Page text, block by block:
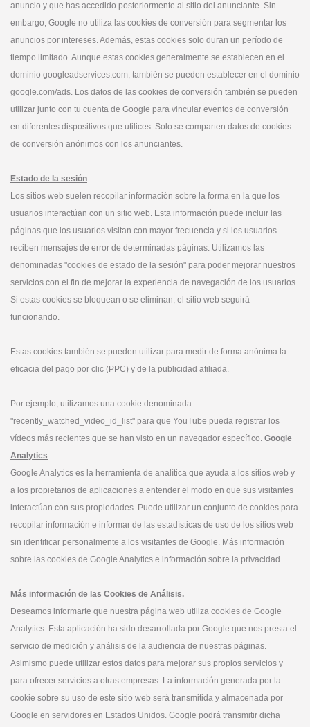
anuncio y que has accedido posteriormente al sitio del anunciante. Sin
embargo, Google no utiliza las cookies de conversión para segmentar los
anuncios por intereses. Además, estas cookies solo duran un período de
tiempo limitado. Aunque estas cookies generalmente se establecen en el
dominio googleadservices.com, también se pueden establecer en el dominio
google.com/ads. Los datos de las cookies de conversión también se pueden
utilizar junto con tu cuenta de Google para vincular eventos de conversión
en diferentes dispositivos que utilices. Solo se comparten datos de cookies
de conversión anónimos con los anunciantes.
Estado de la sesión
Los sitios web suelen recopilar información sobre la forma en la que los
usuarios interactúan con un sitio web. Esta información puede incluir las
páginas que los usuarios visitan con mayor frecuencia y si los usuarios
reciben mensajes de error de determinadas páginas. Utilizamos las
denominadas "cookies de estado de la sesión" para poder mejorar nuestros
servicios con el fin de mejorar la experiencia de navegación de los usuarios.
Si estas cookies se bloquean o se eliminan, el sitio web seguirá
funcionando.
Estas cookies también se pueden utilizar para medir de forma anónima la
eficacia del pago por clic (PPC) y de la publicidad afiliada.
Por ejemplo, utilizamos una cookie denominada
"recently_watched_video_id_list" para que YouTube pueda registrar los
vídeos más recientes que se han visto en un navegador específico. Google
Analytics
Google Analytics es la herramienta de analítica que ayuda a los sitios web y
a los propietarios de aplicaciones a entender el modo en que sus visitantes
interactúan con sus propiedades. Puede utilizar un conjunto de cookies para
recopilar información e informar de las estadísticas de uso de los sitios web
sin identificar personalmente a los visitantes de Google. Más información
sobre las cookies de Google Analytics e información sobre la privacidad
Más información de las Cookies de Análisis.
Deseamos informarte que nuestra página web utiliza cookies de Google
Analytics. Esta aplicación ha sido desarrollada por Google que nos presta el
servicio de medición y análisis de la audiencia de nuestras páginas.
Asimismo puede utilizar estos datos para mejorar sus propios servicios y
para ofrecer servicios a otras empresas. La información generada por la
cookie sobre su uso de este sitio web será transmitida y almacenada por
Google en servidores en Estados Unidos. Google podrá transmitir dicha